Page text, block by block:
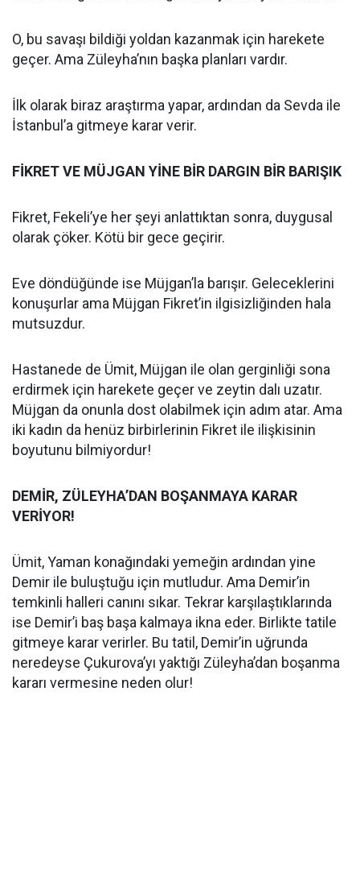
O, bu savaşı bildiği yoldan kazanmak için harekete
geçer. Ama Züleyha’nın başka planları vardır.
İlk olarak biraz araştırma yapar, ardından da Sevda ile
İstanbul’a gitmeye karar verir.
FİKRET VE MÜJGAN YİNE BİR DARGIN BİR BARIŞIK
Fikret, Fekeli’ye her şeyi anlattıktan sonra, duygusal
olarak çöker. Kötü bir gece geçirir.
Eve döndüğünde ise Müjgan’la barışır. Geleceklerini
konuşurlar ama Müjgan Fikret’in ilgisizliğinden hala
mutsuzdur.
Hastanede de Ümit, Müjgan ile olan gerginliği sona
erdirmek için harekete geçer ve zeytin dalı uzatır.
Müjgan da onunla dost olabilmek için adım atar. Ama
iki kadın da henüz birbirlerinin Fikret ile ilişkisinin
boyutunu bilmiyordur!
DEMİR, ZÜLEYHA’DAN BOŞANMAYA KARAR
VERİYOR!
Ümit, Yaman konağındaki yemeğin ardından yine
Demir ile buluştuğu için mutludur. Ama Demir’in
temkinli halleri canını sıkar. Tekrar karşılaştıklarında
ise Demir’i baş başa kalmaya ikna eder. Birlikte tatile
gitmeye karar verirler. Bu tatil, Demir’in uğrunda
neredeyse Çukurova’yı yaktığı Züleyha’dan boşanma
kararı vermesine neden olur!